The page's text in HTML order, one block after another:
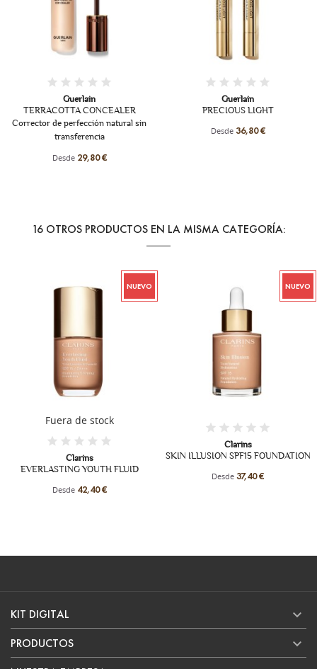
Guerlain
PRECIOUS LIGHT
Desde 36,80 €
Guerlain
TERRACOTTA LIGHT - RECARGA
16 OTROS PRODUCTOS EN LA MISMA CATEGORÍA:
NUEVO
Clarins
SKIN ILLUSION SPF15 FOUNDATION
Desde
NUEVO
Clarins
KIT DIGITAL 
PRODUCTOS 